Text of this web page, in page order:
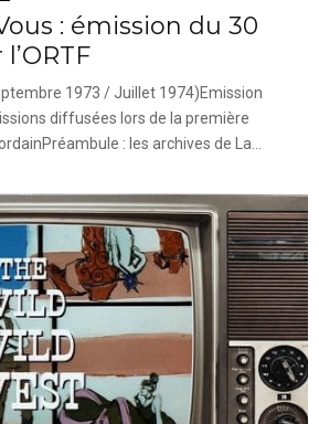
: émission du 30
1973 / Juillet 1974)Emission
diffusées lors de la première
: les archives de La...